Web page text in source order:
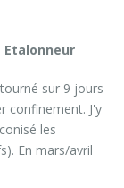
Etalonneur
sur 9 jours
confinement. J'y
les
En mars/avril